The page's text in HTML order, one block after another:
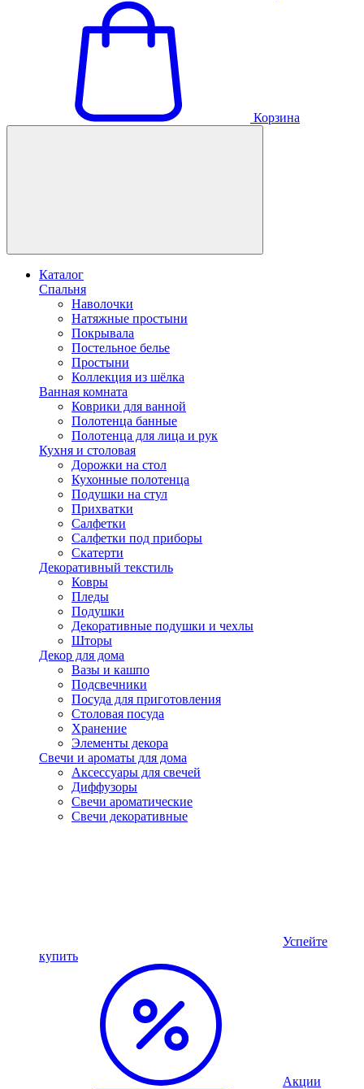
Корзина
Каталог
Спальня
Наволочки
Натяжные простыни
Покрывала
Постельное белье
Простыни
Коллекция из шёлка
Ванная комната
Коврики для ванной
Полотенца банные
Полотенца для лица и рук
Кухня и столовая
Дорожки на стол
Кухонные полотенца
Подушки на стул
Прихватки
Салфетки
Салфетки под приборы
Скатерти
Декоративный текстиль
Ковры
Пледы
Подушки
Декоративные подушки и чехлы
Шторы
Декор для дома
Вазы и кашпо
Подсвечники
Посуда для приготовления
Столовая посуда
Хранение
Элементы декора
Свечи и ароматы для дома
Аксессуары для свечей
Диффузоры
Свечи ароматические
Свечи декоративные
Успейте
купить
Акции